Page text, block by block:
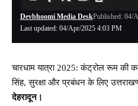
Last updated: 04/Apr/2025 4:03 PM
Devbhoomi Media DeskPublished: 04/
चारधाम यात्रा 2025: कंट्रोल रूम की
सिंह, सुरक्षा और प्रबंधन के लिए
देहरादून।